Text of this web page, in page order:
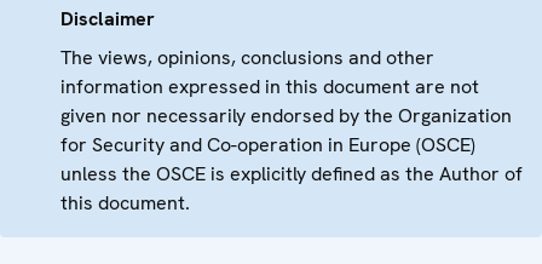
Disclaimer
The views, opinions, conclusions and other
information expressed in this document are not
given nor necessarily endorsed by the Organization
for Security and Co-operation in Europe (OSCE)
unless the OSCE is explicitly defined as the Author of
this document.